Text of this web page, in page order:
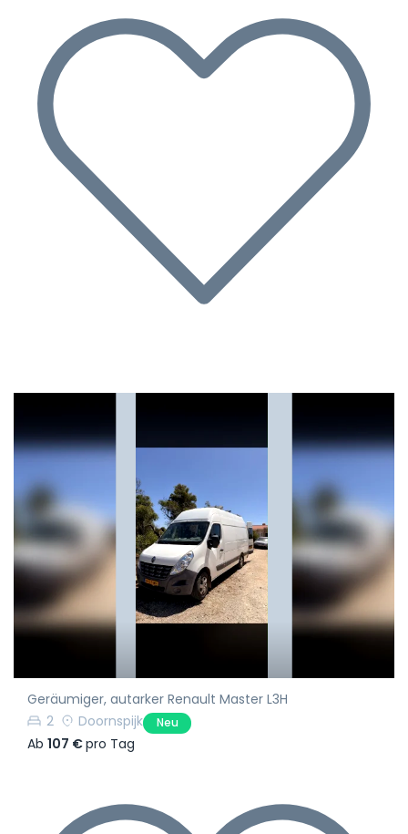
Geräumiger, autarker Renault Master L3H
2
Doornspijk Neu
Ab 107 €pro Tag